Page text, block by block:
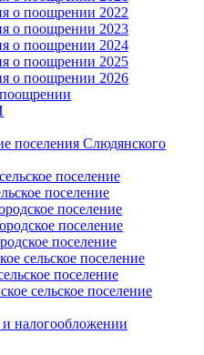
о поощрении 2022
о поощрении 2023
о поощрении 2024
о поощрении 2025
о поощрении 2026
поселения Слюдянского
поселение
поселение
поселение
поселение
поселение
сельское поселение
поселение
сельское поселение
и налогообложении